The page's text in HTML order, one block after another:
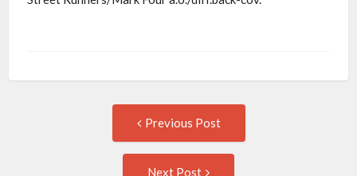
navigation
Previous Post
Next Post